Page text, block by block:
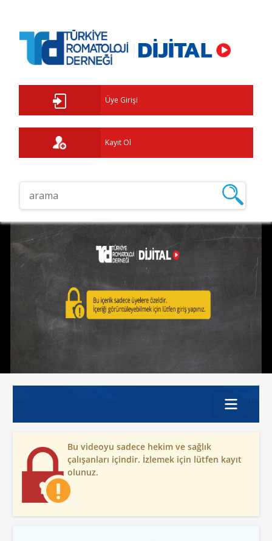
Üye Girişi
Kayıt Ol
Bu videoyu sadece hekim ve sağlık
çalışanları içindir. İzlemek için lütfen kayıt
olunuz.